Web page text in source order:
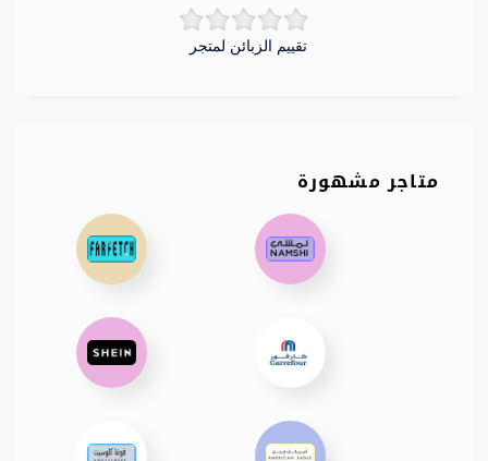
تقييم الزبائن لمتجر
متاجر مشهورة